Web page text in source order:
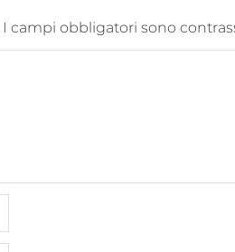
I campi obbligatori sono